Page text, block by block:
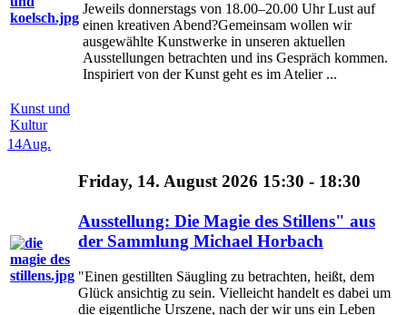
Jeweils donnerstags von 18.00–20.00 Uhr Lust auf
einen kreativen Abend?Gemeinsam wollen wir
ausgewählte Kunstwerke in unseren aktuellen
Ausstellungen betrachten und ins Gespräch kommen.
Inspiriert von der Kunst geht es im Atelier ...
Kunst und
Kultur
14Aug.
Friday, 14. August 2026 15:30 - 18:30
Ausstellung: Die Magie des Stillens" aus
der Sammlung Michael Horbach
"Einen gestillten Säugling zu betrachten, heißt, dem
Glück ansichtig zu sein. Vielleicht handelt es dabei um
die eigentliche Urszene, nach der wir uns ein Leben